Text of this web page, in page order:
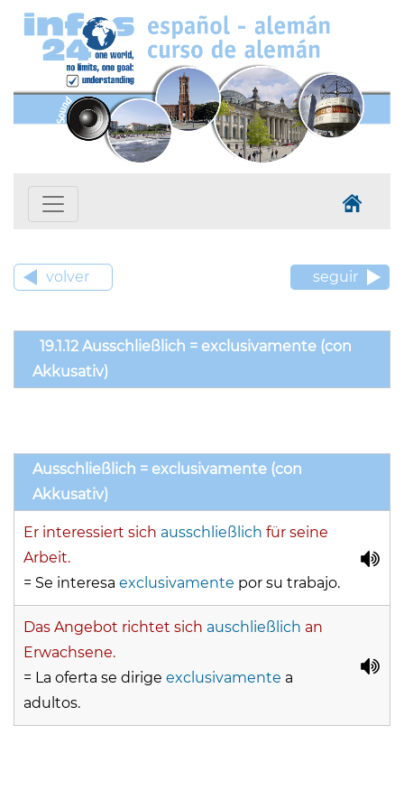
volver seguir
19.1.12 Ausschließlich = exclusivamente (con
Akkusativ)
Ausschließlich = exclusivamente (con
Akkusativ)
Er interessiert sich ausschließlich für seine
Arbeit.
= Se interesa exclusivamente por su trabajo.
Das Angebot richtet sich auschließlich an
Erwachsene.
= La oferta se dirige exclusivamente a
adultos.